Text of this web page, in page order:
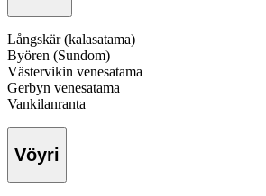
Långskär (kalasatama)
Byören (Sundom)
Västervikin venesatama
Gerbyn venesatama
Vankilanranta
Vöyri